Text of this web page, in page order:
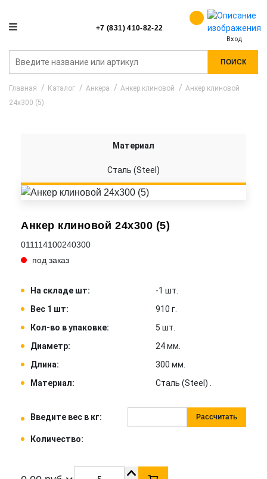
+7 (831) 410-82-22
Вход
ПОИСК
Главная Каталог Анкера Анкер клиновой
Анкер клиновой
24x300 (5)
Анкер клиновой 24x300 (5)
011114100240300
под заказ
На складе шт:
-1 шт.
Вес 1 шт:
910 г.
Кол-во в упаковке:
5 шт.
Диаметр:
24 мм.
Длина:
300 мм.
Материал:
Сталь (Steel) .
Введите вес в кг: Рассчитать
Количество:
Материал
Сталь (Steel)